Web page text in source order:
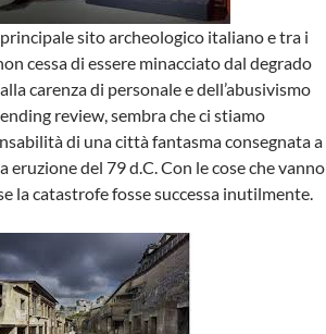
sito archeologico italiano e tra i
cessa di essere minacciato dal degrado
carenza di personale e dell’abusivismo
review, sembra che ci stiamo
di una città fantasma consegnata a
del 79 d.C. Con le cose che vanno
la catastrofe fosse successa inutilmente.